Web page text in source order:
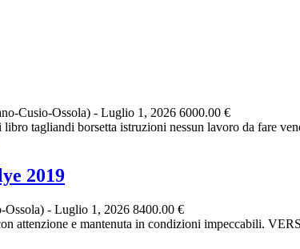
Cusio-Ossola) - Luglio 1, 2026 6000.00 €
tagliandi borsetta istruzioni nessun lavoro da fare
2019
Ossola) - Luglio 1, 2026 8400.00 €
attenzione e mantenuta in condizioni impeccabili.